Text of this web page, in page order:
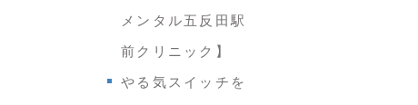
メンタル五反田駅
前クリニック】
やる気スイッチを